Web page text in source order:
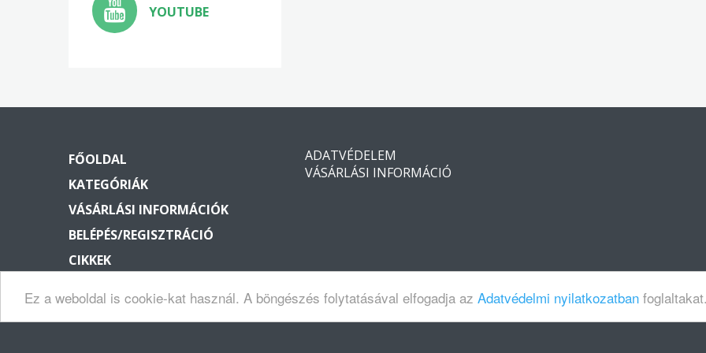
Ez a weboldal is cookie-kat használ. A böngészés folytatásával elfogadja az Adatvédelmi nyilatkozatban foglaltakat.
YOUTUBE
FŐOLDAL
KATEGÓRIÁK
VÁSÁRLÁSI INFORMÁCIÓK
BELÉPÉS/REGISZTRÁCIÓ
CIKKEK
ADATVÉDELEM
VÁSÁRLÁSI INFORMÁCIÓ